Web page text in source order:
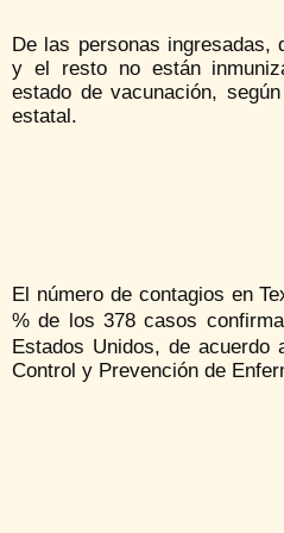
De las personas ingresadas,
y el resto no están
estado de vacunación,
estatal.
El número de contagios en
% de los 378 casos
Estados Unidos, de acuerdo
Control y Prevención de